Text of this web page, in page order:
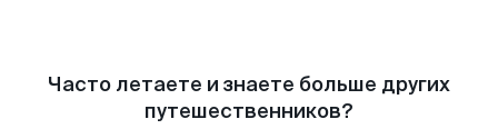
Часто летаете и знаете больше других
путешественников?